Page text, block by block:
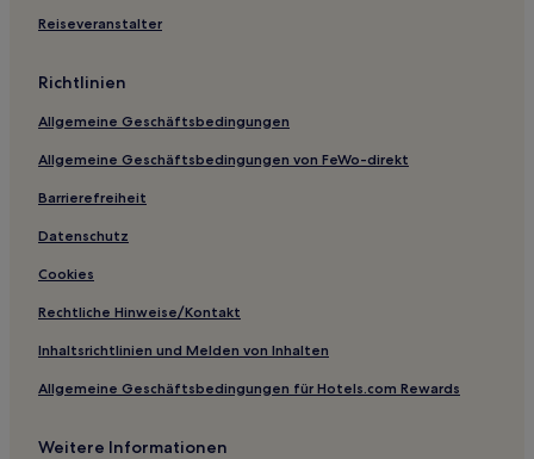
Haustierfreundliche in Sankt Augustin
Geisbach Hotels
Hotels nahe Stadtbahn-Haltestelle Merten
Hotels nahe Stadtbahn-Haltestelle Olof-Palme-Allee
Rhein-Sieg-Kreis: Hotels
Hotels nahe Werkstatt Opernhaus
Hotels nahe Bonn Hauptbahnhof
Hotels nahe Rheinisches Landesmuseum Bonn
Lohmar Hotels
Aachen Hotels
Bergheim Hotels
Reiseveranstalter
Richtlinien
Allgemeine Geschäftsbedingungen
Allgemeine Geschäftsbedingungen von FeWo-direkt
Barrierefreiheit
Datenschutz
Cookies
Rechtliche Hinweise/Kontakt
Inhaltsrichtlinien und Melden von Inhalten
Allgemeine Geschäftsbedingungen für Hotels.com Rewards
Weitere Informationen